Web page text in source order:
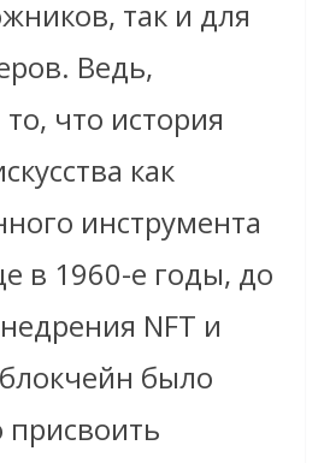
так и для
Ведь,
что история
как
инструмента
в 1960-е годы, до
NFT и
было